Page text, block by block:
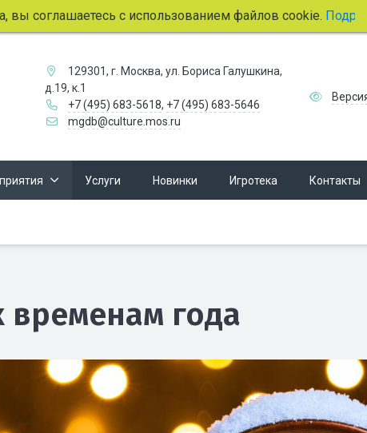
с использованием файлов cookie.Подробнее.
129301, г. Москва, ул. Бориса Галушкина,
д.19, к.1
+7 (495) 683-5618, +7 (495) 683-5646
mgdb@culture.mos.ru
Услуги Новинки Игротека Контакты
временам года